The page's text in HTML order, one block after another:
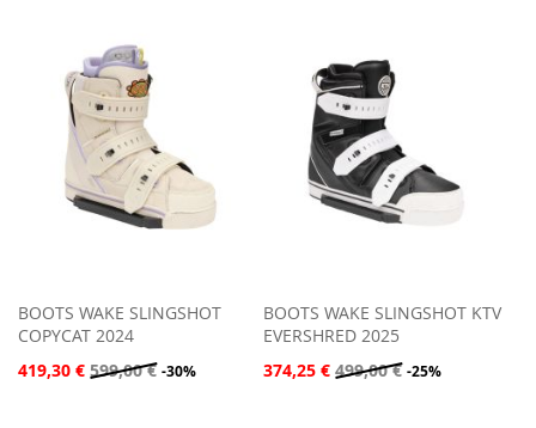
DESIDERI
DESIDERI
BOOTS WAKE SLINGSHOT
COPYCAT 2024
419,30 € 599,00 € -30%
BOOTS WAKE SLINGSHOT KTV
EVERSHRED 2025
374,25 € 499,00 € -25%